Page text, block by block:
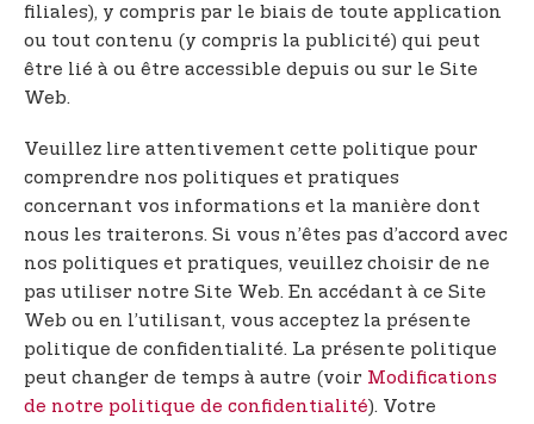
filiales), y compris par le biais de toute application
ou tout contenu (y compris la publicité) qui peut
être lié à ou être accessible depuis ou sur le Site
Web.
Veuillez lire attentivement cette politique pour
comprendre nos politiques et pratiques
concernant vos informations et la manière dont
nous les traiterons. Si vous n’êtes pas d’accord avec
nos politiques et pratiques, veuillez choisir de ne
pas utiliser notre Site Web. En accédant à ce Site
Web ou en l’utilisant, vous acceptez la présente
politique de confidentialité. La présente politique
peut changer de temps à autre (voir Modifications
de notre politique de confidentialité). Votre